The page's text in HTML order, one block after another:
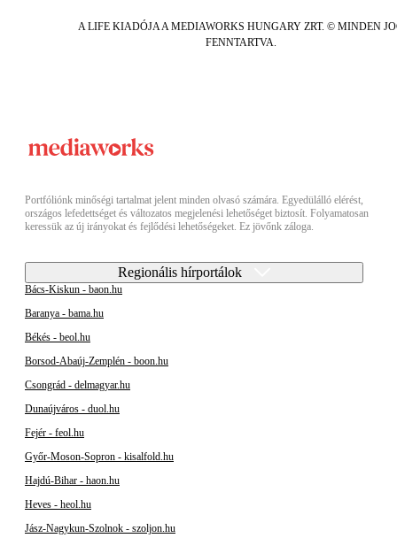
A LIFE KIADÓJA A MEDIAWORKS HUNGARY ZRT. © MINDEN
FENNTARTVA.
Portfóliónk minőségi tartalmat jelent minden olvasó számára. Egyedülálló elérést,
országos lefedettséget és változatos megjelenési lehetőséget biztosít. Folyamatosan
keressük az új irányokat és fejlődési lehetőségeket. Ez jövőnk záloga.
Regionális hírportálok
Bács-Kiskun - baon.hu
Baranya - bama.hu
Békés - beol.hu
Borsod-Abaúj-Zemplén - boon.hu
Csongrád - delmagyar.hu
Dunaújváros - duol.hu
Fejér - feol.hu
Győr-Moson-Sopron - kisalfold.hu
Hajdú-Bihar - haon.hu
Heves - heol.hu
Jász-Nagykun-Szolnok - szoljon.hu